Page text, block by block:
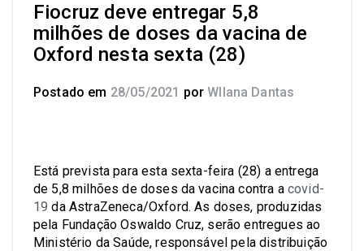
Fiocruz deve entregar 5,8
milhões de doses da vacina de
Oxford nesta sexta (28)
Postado em 28/05/2021 por Wllana Dantas
Está prevista para esta sexta-feira (28) a entrega
de 5,8 milhões de doses da vacina contra a covid-
19 da AstraZeneca/Oxford. As doses, produzidas
pela Fundação Oswaldo Cruz, serão entregues ao
Ministério da Saúde, responsável pela distribuição